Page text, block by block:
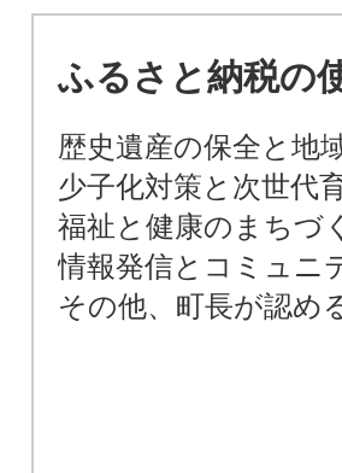
ふるさと納税の
歴史遺産の保全と地
少子化対策と次世代
福祉と健康のまちづ
情報発信とコミュニ
その他、町長が認め